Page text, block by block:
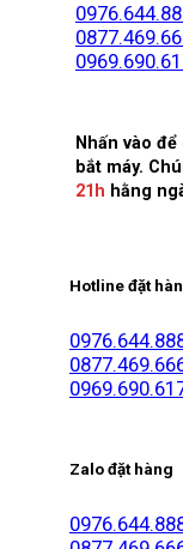
Nhấn vào
bắt máy.
21h hằng
Hotline đặt
Zalo đặt hàng